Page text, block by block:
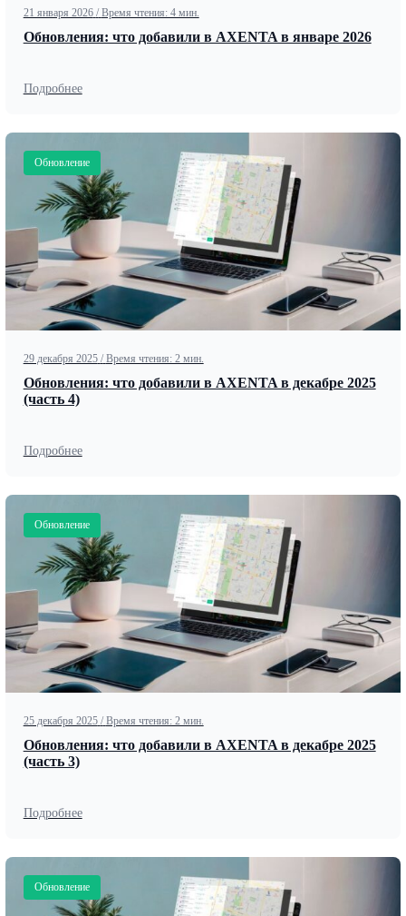
21 января 2026 / Время чтения: 4 мин.
Обновления: что добавили в AXENTA в январе 2026
Подробнее
Обновление
29 декабря 2025 / Время чтения: 2 мин.
Обновления: что добавили в AXENTA в декабре 2025
(часть 4)
Подробнее
Обновление
25 декабря 2025 / Время чтения: 2 мин.
Обновления: что добавили в AXENTA в декабре 2025
(часть 3)
Подробнее
Обновление